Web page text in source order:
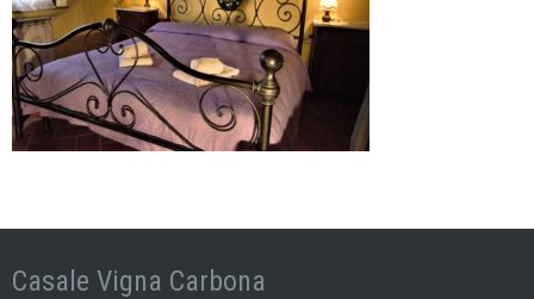
Casale Vigna Carbona